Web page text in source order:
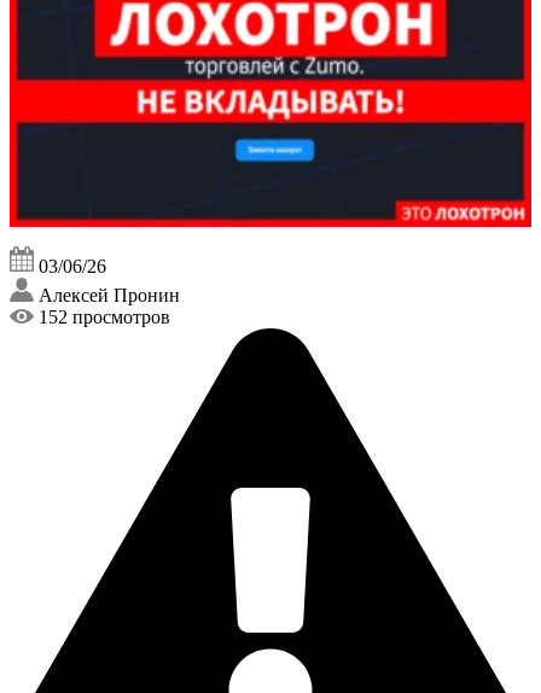
03/06/26
Алексей Пронин
152 просмотров